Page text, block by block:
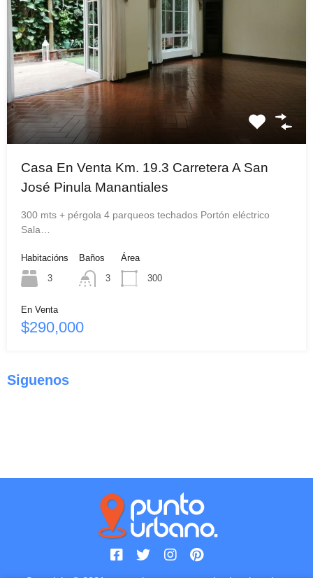
Casa En Venta Km. 19.3 Carretera A San
José Pinula Manantiales
300 mts + pérgola 4 parqueos techados Portón eléctrico
Sala…
Habitacións
3
Baños
3
Área
300
En Venta
$290,000
Siguenos